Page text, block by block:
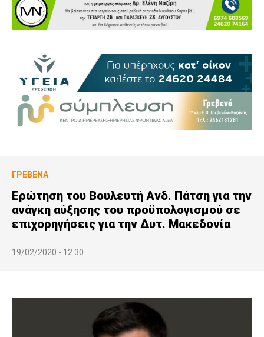
ΓΡΕΒΕΝΆ
Ερώτηση του Βουλευτή Ανδ. Πάτση για την
ανάγκη αύξησης του προϋπολογισμού σε
επιχορηγήσεις για την Δυτ. Μακεδονία
19/02/2020 - 12:30